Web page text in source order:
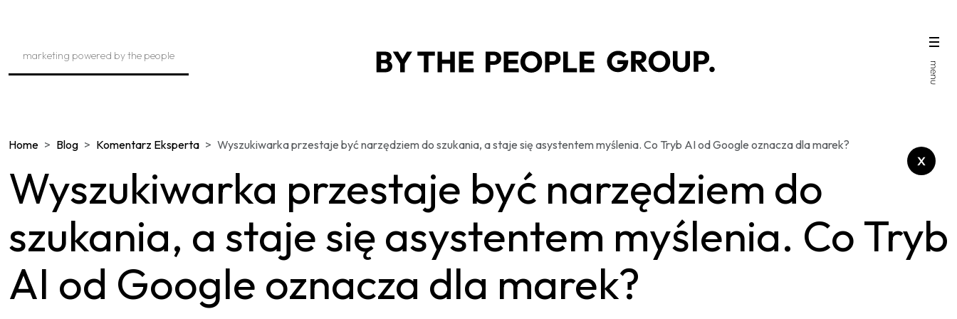
marketing powered by the people
Home Blog Komentarz Eksperta Wyszukiwarka przestaje być narzędziem do szukania, a staje się asystentem myślenia. Co Tryb AI od Google oznacza dla marek?
Wyszukiwarka przestaje być narzędziem do
szukania, a staje się asystentem myślenia. Co Tryb
AI od Google oznacza dla marek?